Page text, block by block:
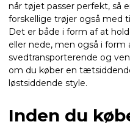
når tøjet passer perfekt, så
forskellige trøjer også med
Det er både i form af at
eller nede, men også i
svedtransporterende og
om du køber en
løstsiddende style.
Inden du